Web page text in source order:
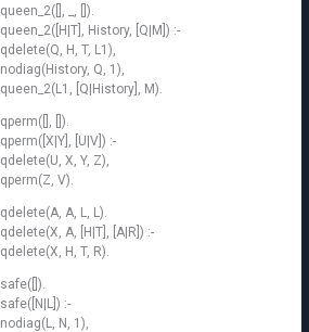
queen_2([], _, []).
queen_2([H|T], History, [Q|M]) :-
qdelete(Q, H, T, L1),
nodiag(History, Q, 1),
queen_2(L1, [Q|History], M).
qperm([], []).
qperm([X|Y], [U|V]) :-
qdelete(U, X, Y, Z),
qperm(Z, V).
qdelete(A, A, L, L).
qdelete(X, A, [H|T], [A|R]) :-
qdelete(X, H, T, R).
safe([]).
safe([N|L]) :-
nodiag(L, N, 1),